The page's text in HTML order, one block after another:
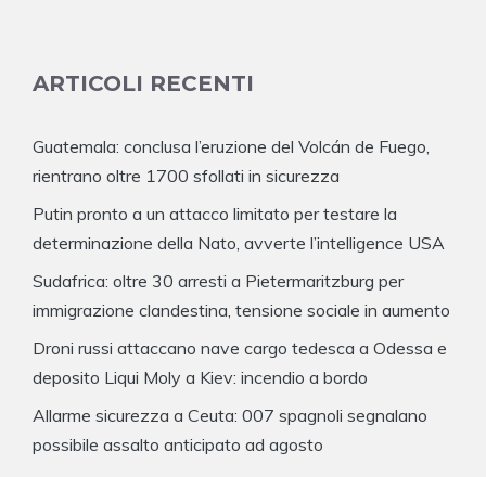
ARTICOLI RECENTI
Guatemala: conclusa l’eruzione del Volcán de Fuego,
rientrano oltre 1700 sfollati in sicurezza
Putin pronto a un attacco limitato per testare la
determinazione della Nato, avverte l’intelligence USA
Sudafrica: oltre 30 arresti a Pietermaritzburg per
immigrazione clandestina, tensione sociale in aumento
Droni russi attaccano nave cargo tedesca a Odessa e
deposito Liqui Moly a Kiev: incendio a bordo
Allarme sicurezza a Ceuta: 007 spagnoli segnalano
possibile assalto anticipato ad agosto